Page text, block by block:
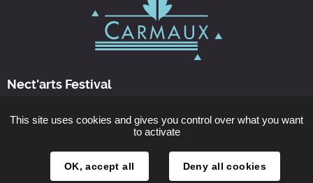
Nect'arts Festival
Nous contacter
les 14 et 15 septembre 2024
This site uses cookies and gives you control over what you want
to activate
OK, accept all Deny all cookies